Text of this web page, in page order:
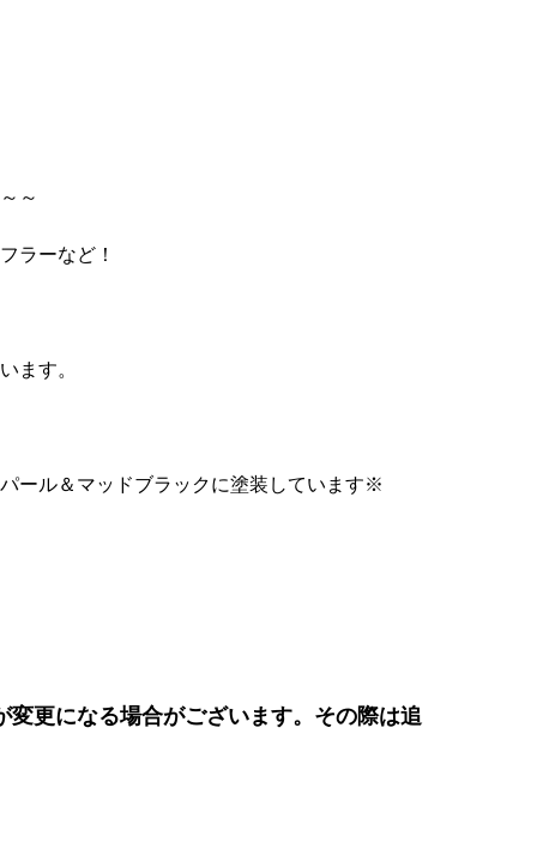
～
ラーなど！
ます。
ール＆マッドブラックに塗装しています※
更になる場合がございます。その際は追